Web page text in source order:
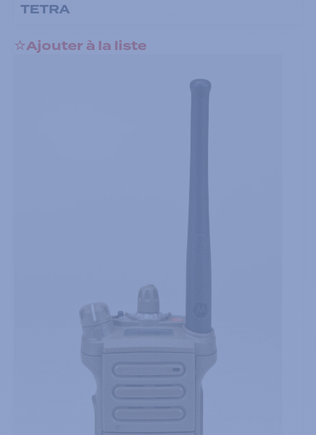
TETRA
Ajouter à la liste